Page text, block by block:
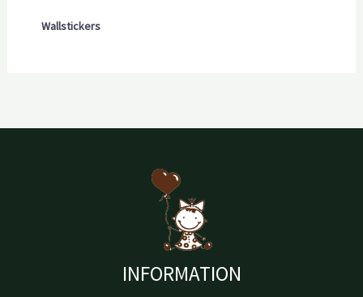
Wallstickers
INFORMATION